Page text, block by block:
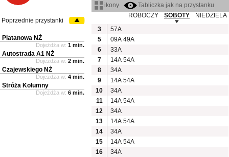
ikony
Tabliczka jak na przystanku
ROBOCZY
SOBOTY
NIEDZIELA
3
57A
5
09A 49A
6
33A
7
14A 54A
8
34A
9
14A 54A
10
34A
11
14A 54A
12
34A
13
14A 54A
14
34A
15
14A 54A
16
34A
Poprzednie przystanki
Platanowa NŻ
Dojeżdża w: 1 min.
Autostrada A1 NŻ
Dojeżdża w: 2 min.
Czajewskiego NŻ
Dojeżdża w: 4 min.
Stróża Kolumny
Dojeżdża w: 6 min.